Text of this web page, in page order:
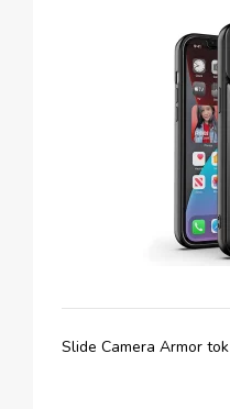
Slide Camera Armor